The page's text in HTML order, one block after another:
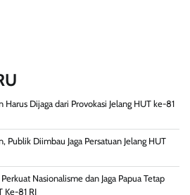
Harus Dijaga dari Provokasi Jelang HUT ke-81
Publik Diimbau Jaga Persatuan Jelang HUT
Nasionalisme dan Jaga Papua Tetap
Ke-81 RI